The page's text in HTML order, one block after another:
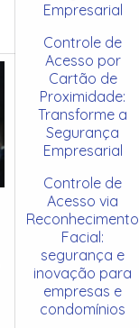
Empresarial
Controle de
Acesso por
Cartão de
Proximidade:
Transforme a
Segurança
Empresarial
Controle de
Acesso via
Reconhecimento
Facial:
segurança e
inovação para
empresas e
condomínios